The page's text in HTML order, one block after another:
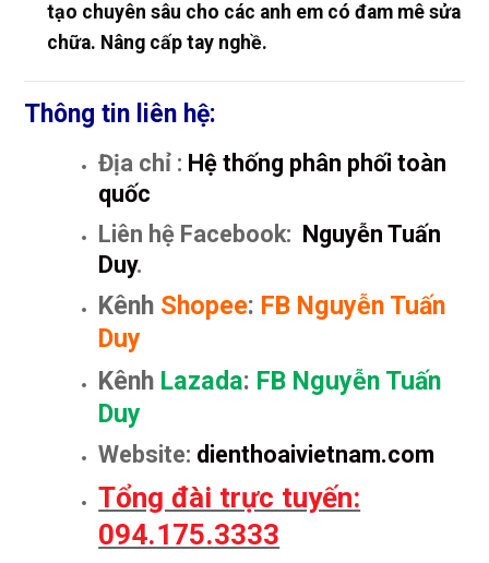
tạo chuyên sâu cho các anh em có đam mê sửa
chữa. Nâng cấp tay nghề.
Thông tin liên hệ:
Địa chỉ : Hệ thống phân phối toàn
quốc
Liên hệ Facebook: Nguyễn Tuấn
Duy.
Kênh Shopee: FB Nguyễn Tuấn
Duy
Kênh Lazada: FB Nguyễn Tuấn
Duy
Website: dienthoaivietnam.com
Tổng đài trực tuyến:
094.175.3333